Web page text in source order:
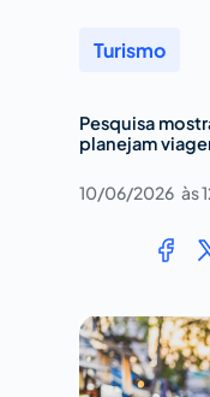
Turismo
Pesquisa
planejam
10/06/2026 às